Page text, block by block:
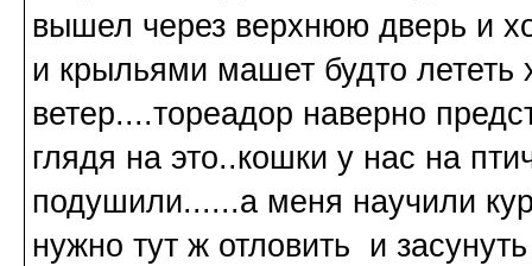
вышел через верхнюю дверь и
и крыльями машет будто лететь
ветер....тореадор наверно
глядя на это..кошки у нас на
подушили......а меня научили
нужно тут ж отловить и